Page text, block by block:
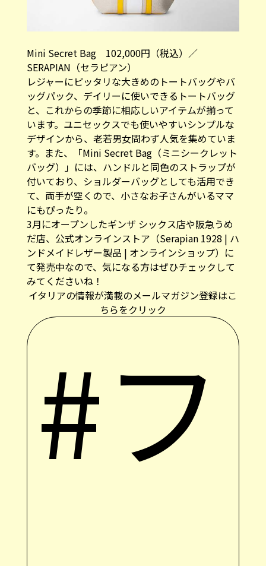
Mini Secret Bag 102,000円（税込）／
SERAPIAN（セラピアン）
レジャーにピッタリな大きめのトートバッグやバ
ッグパック、デイリーに使いできるトートバッグ
と、これからの季節に相応しいアイテムが揃って
います。ユニセックスでも使いやすいシンプルな
デザインから、老若男女問わず人気を集めていま
す。また、「Mini Secret Bag（ミニシークレット
バッグ）」には、ハンドルと同色のストラップが
付いており、ショルダーバッグとしても活用でき
て、両手が空くので、小さなお子さんがいるママ
にもぴったり。
3月にオープンしたギンザ シックス店や阪急うめ
だ店、公式オンラインストア（Serapian 1928 | ハ
ンドメイドレザー製品 | オンラインショップ）に
て発売中なので、気になる方はぜひチェックして
みてくださいね！
イタリアの情報が満載のメールマガジン登録はこ
ちらをクリック
#フ